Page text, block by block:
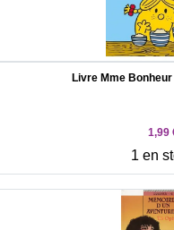
Livre Mme
1,99
1 en